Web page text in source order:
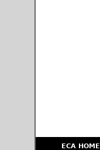
ECA HOME